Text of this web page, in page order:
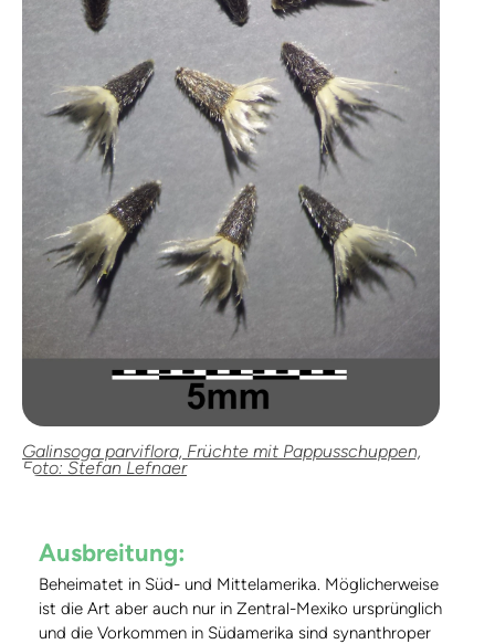
Galinsoga parviflora, Früchte mit Pappusschuppen,
Foto: Stefan Lefnaer
Ausbreitung:
Beheimatet in Süd- und Mittelamerika. Möglicherweise
ist die Art aber auch nur in Zentral-Mexiko ursprünglich
und die Vorkommen in Südamerika sind synanthroper